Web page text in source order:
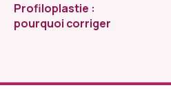
Profiloplastie :
pourquoi corriger